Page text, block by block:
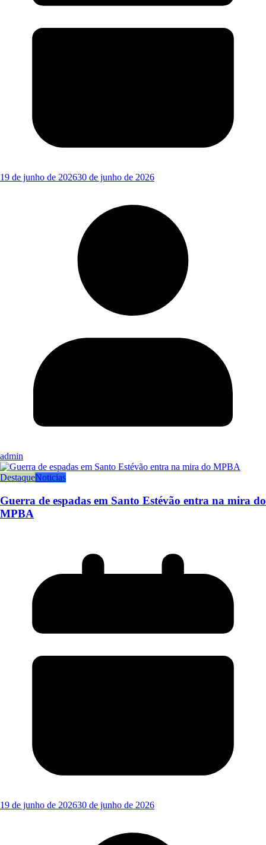
19 de junho de 202630 de junho de 2026
admin
DestaqueNoticias
Guerra de espadas em Santo Estévão entra na mira do
MPBA
19 de junho de 202630 de junho de 2026